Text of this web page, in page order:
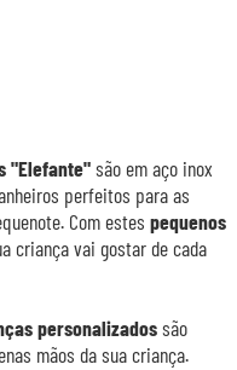
"Elefante"são em aço inox
perfeitos para as
Com estes pequenos
criança vai gostar de cada
personalizadossão
mãos da sua criança.